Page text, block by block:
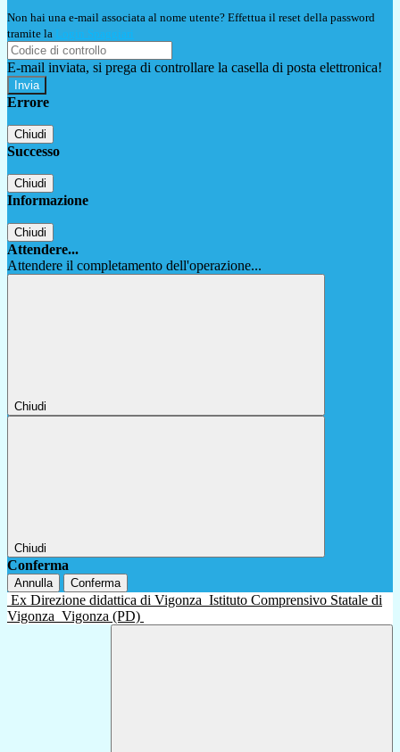
Non hai una e-mail associata al nome utente? Effettua il reset della password
tramite la Login Spaggiari
E-mail inviata, si prega di controllare la casella di posta elettronica!
Errore
Chiudi
Successo
Chiudi
Informazione
Chiudi
Attendere...
Attendere il completamento dell'operazione...
Chiudi
Chiudi
Conferma
Annulla Conferma
Ex Direzione didattica di Vigonza Istituto Comprensivo Statale di
Vigonza Vigonza (PD)